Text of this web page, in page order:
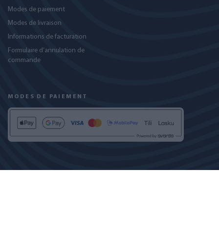
Modes de paiement
Modes de livraison
Informations de facturation
Formulaire d’annulation de
commande
MODES DE PAIEMENT